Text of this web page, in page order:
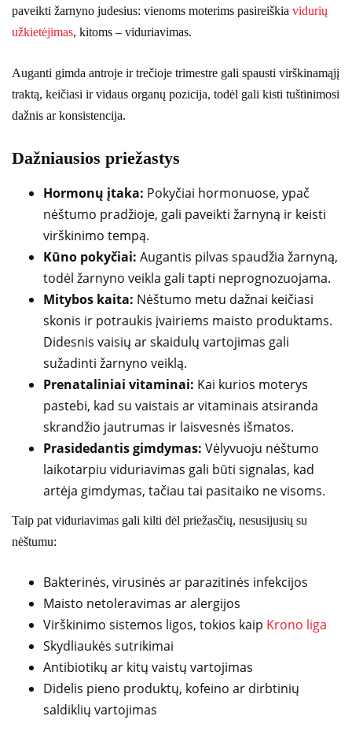
paveikti žarnyno judesius: vienoms moterims pasireiškia vidurių
užkietėjimas, kitoms – viduriavimas.
Auganti gimda antroje ir trečioje trimestre gali spausti virškinamąjį
traktą, keičiasi ir vidaus organų pozicija, todėl gali kisti tuštinimosi
dažnis ar konsistencija.
Dažniausios priežastys
Hormonų įtaka: Pokyčiai hormonuose, ypač
nėštumo pradžioje, gali paveikti žarnyną ir keisti
virškinimo tempą.
Kūno pokyčiai: Augantis pilvas spaudžia žarnyną,
todėl žarnyno veikla gali tapti neprognozuojama.
Mitybos kaita: Nėštumo metu dažnai keičiasi
skonis ir potraukis įvairiems maisto produktams.
Didesnis vaisių ar skaidulų vartojimas gali
sužadinti žarnyno veiklą.
Prenataliniai vitaminai: Kai kurios moterys
pastebi, kad su vaistais ar vitaminais atsiranda
skrandžio jautrumas ir laisvesnės išmatos.
Prasidedantis gimdymas: Vėlyvuoju nėštumo
laikotarpiu viduriavimas gali būti signalas, kad
artėja gimdymas, tačiau tai pasitaiko ne visoms.
Taip pat viduriavimas gali kilti dėl priežasčių, nesusijusių su
nėštumu:
Bakterinės, virusinės ar parazitinės infekcijos
Maisto netoleravimas ar alergijos
Virškinimo sistemos ligos, tokios kaip Krono liga
Skydliaukės sutrikimai
Antibiotikų ar kitų vaistų vartojimas
Didelis pieno produktų, kofeino ar dirbtinių
saldiklių vartojimas